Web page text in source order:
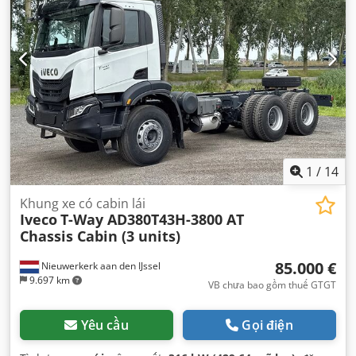
1 / 14
Nieuwerkerk aan den IJssel
9.697 km
Khung xe có cabin lái
IvecoT-Way AD380T43H-3800 AT
Chassis Cabin (3 units)
85.000 €
VB chưa bao gồm thuế GTGT
Yêu cầu Gọi điện